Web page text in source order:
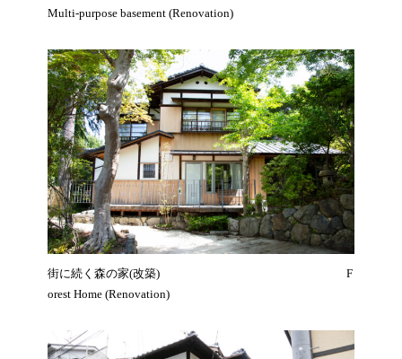
Multi-purpose basement (Renovation)
街に続く森の家(改築)
F
orest Home (Renovation)